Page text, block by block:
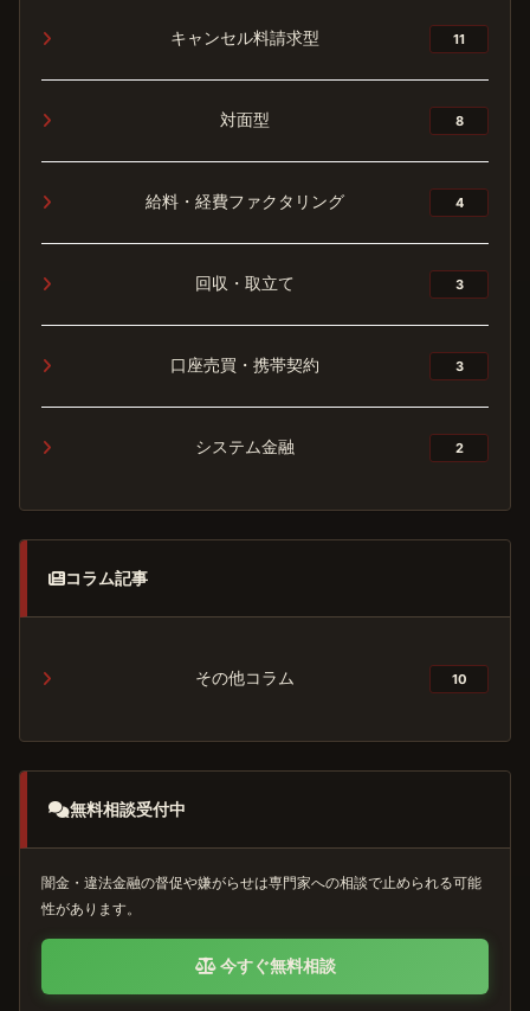
キャンセル料請求型 11
対面型 8
給料・経費ファクタリング 4
回収・取立て 3
口座売買・携帯契約 3
システム金融 2
コラム記事
その他コラム 10
無料相談受付中
闇金・違法金融の督促や嫌がらせは専門家への相談で止められる可能
性があります。
今すぐ無料相談